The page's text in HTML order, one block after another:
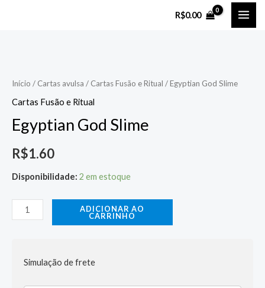
R$0.00
Início / Cartas avulsa / Cartas Fusão e Ritual / Egyptian God Slime
Cartas Fusão e Ritual
Egyptian God Slime
R$1.60
Disponibilidade: 2 em estoque
Slime
quantidade
ADICIONAR AO
CARRINHO
Simulação de frete